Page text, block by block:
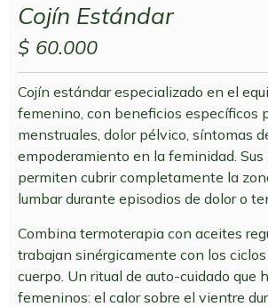
Cojín Estándar
$ 60.000
Cojín estándar especializado en el
femenino, con beneficios específicos
menstruales, dolor pélvico, síntomas
empoderamiento en la feminidad.
permiten cubrir completamente la
lumbar durante episodios de dolor o
Combina termoterapia con aceites
trabajan sinérgicamente con los
cuerpo. Un ritual de auto-cuidado que
femeninos: el calor sobre el vientre